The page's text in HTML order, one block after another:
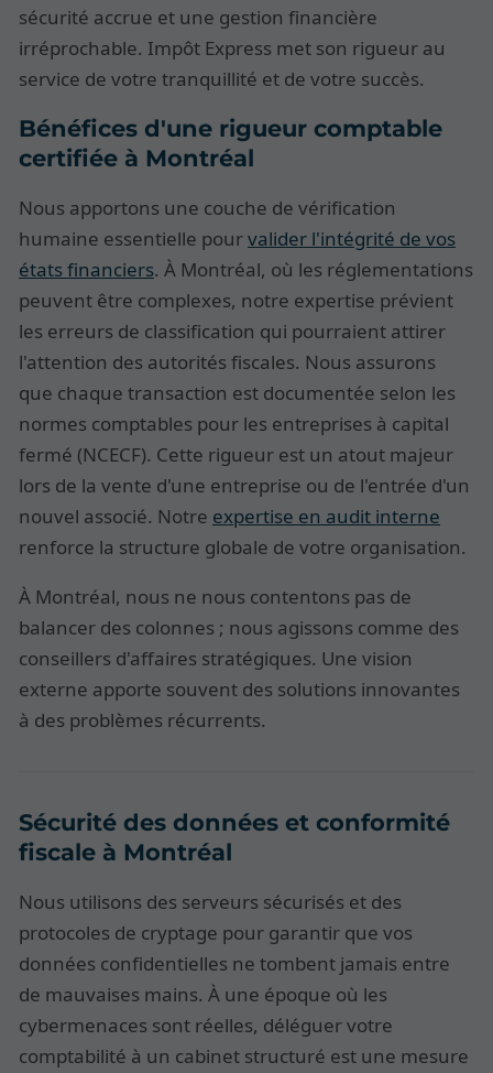
sécurité accrue et une gestion financière
irréprochable. Impôt Express met son rigueur au
service de votre tranquillité et de votre succès.
Bénéfices d'une rigueur comptable
certifiée à Montréal
Nous apportons une couche de vérification
humaine essentielle pourvalider l'intégrité de vos
états financiers. À Montréal, où les réglementations
peuvent être complexes, notre expertise prévient
les erreurs de classification qui pourraient attirer
l'attention des autorités fiscales. Nous assurons
que chaque transaction est documentée selon les
normes comptables pour les entreprises à capital
fermé (NCECF). Cette rigueur est un atout majeur
lors de la vente d'une entreprise ou de l'entrée d'un
nouvel associé. Notre expertise en audit interne
renforce la structure globale de votre organisation.
À Montréal, nous ne nous contentons pas de
balancer des colonnes ; nous agissons comme des
conseillers d'affaires stratégiques. Une vision
externe apporte souvent des solutions innovantes
à des problèmes récurrents.
Sécurité des données et conformité
fiscale à Montréal
Nous utilisons des serveurs sécurisés et des
protocoles de cryptage pour garantir que vos
données confidentielles ne tombent jamais entre
de mauvaises mains. À une époque où les
cybermenaces sont réelles, déléguer votre
comptabilité à un cabinet structuré est une mesure